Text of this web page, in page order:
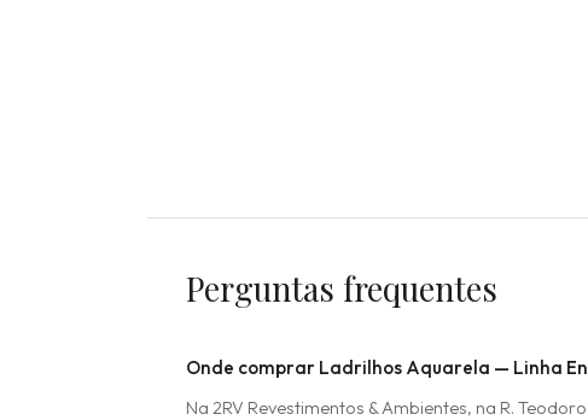
Perguntas frequentes
Onde comprar Ladrilhos Aquarela — Linha
Na 2RV Revestimentos & Ambientes, na R.